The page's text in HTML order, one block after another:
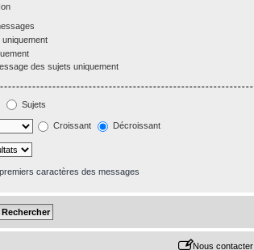
des sujets uniquement
Sujets
Croissant Décroissant
premiers caractères des messages
Nous contacter